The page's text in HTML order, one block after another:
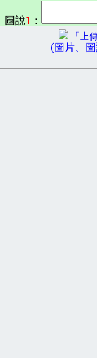
圖說1 ：
「上
(圖片、